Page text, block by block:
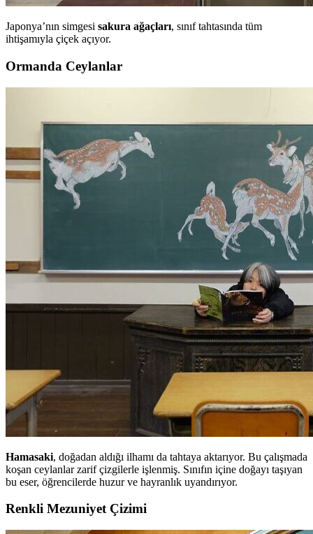
Japonya’nın simgesi sakura ağaçları, sınıf tahtasında tüm
ihtişamıyla çiçek açıyor.
Ormanda Ceylanlar
Hamasaki, doğadan aldığı ilhamı da tahtaya aktarıyor. Bu çalışmada
koşan ceylanlar zarif çizgilerle işlenmiş. Sınıfın içine doğayı taşıyan
bu eser, öğrencilerde huzur ve hayranlık uyandırıyor.
Renkli Mezuniyet Çizimi